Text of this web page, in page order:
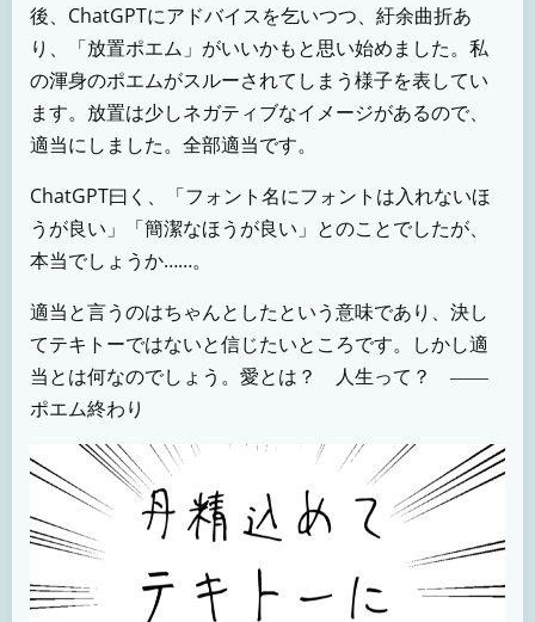
後、ChatGPTにアドバイスを乞いつつ、紆余曲折あ
り、「放置ポエム」がいいかもと思い始めました。私
の渾身のポエムがスルーされてしまう様子を表してい
ます。放置は少しネガティブなイメージがあるので、
適当にしました。全部適当です。
ChatGPT曰く、「フォント名にフォントは入れないほ
うが良い」「簡潔なほうが良い」とのことでしたが、
本当でしょうか……。
適当と言うのはちゃんとしたという意味であり、決し
てテキトーではないと信じたいところです。しかし適
当とは何なのでしょう。愛とは？ 人生って？ ――
ポエム終わり